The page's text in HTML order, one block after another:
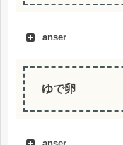
anser
ゆで卵